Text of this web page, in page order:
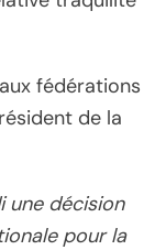
fédérations
de la
une décision
pour la